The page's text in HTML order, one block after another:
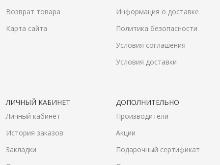
Возврат товара
Карта сайта
Информация о доставке
Политика безопасности
Условия соглашения
Условия доставки
ЛИЧНЫЙ КАБИНЕТ
Личный кабинет
История заказов
Закладки
ДОПОЛНИТЕЛЬНО
Производители
Акции
Подарочный сертификат